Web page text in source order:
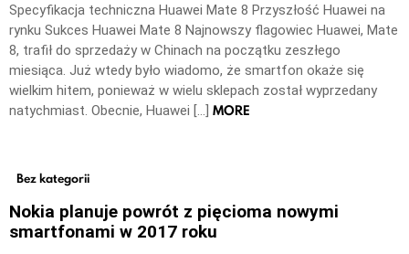
Specyfikacja techniczna Huawei Mate 8 Przyszłość Huawei na
rynku Sukces Huawei Mate 8 Najnowszy flagowiec Huawei, Mate
8, trafił do sprzedaży w Chinach na początku zeszłego
miesiąca. Już wtedy było wiadomo, że smartfon okaże się
wielkim hitem, ponieważ w wielu sklepach został wyprzedany
natychmiast. Obecnie, Huawei […] MORE
Bez kategorii
Nokia planuje powrót z pięcioma nowymi
smartfonami w 2017 roku